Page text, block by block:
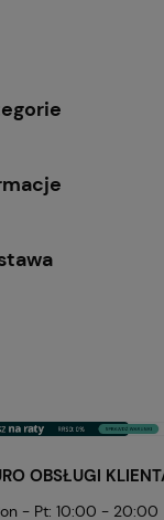
OBSŁUGI
- Pt: 10:00 - 20:00